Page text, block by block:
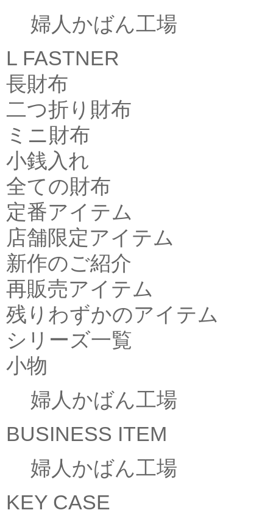
婦人かばん工場
L FASTNER
長財布
二つ折り財布
ミニ財布
小銭入れ
全ての財布
定番アイテム
店舗限定アイテム
新作のご紹介
再販売アイテム
残りわずかのアイテム
シリーズ一覧
小物
婦人かばん工場
BUSINESS ITEM
婦人かばん工場
KEY CASE